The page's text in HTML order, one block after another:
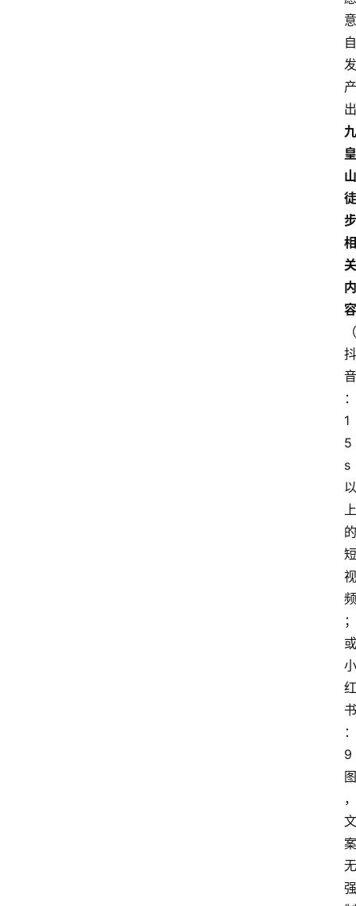
意
自
发
产
出
九
皇
山
徒
步
相
关
内
容
（
抖
音
：
1
5
s
以
上
的
短
视
频
；
或
小
红
书
：
9
图
，
文
案
无
强